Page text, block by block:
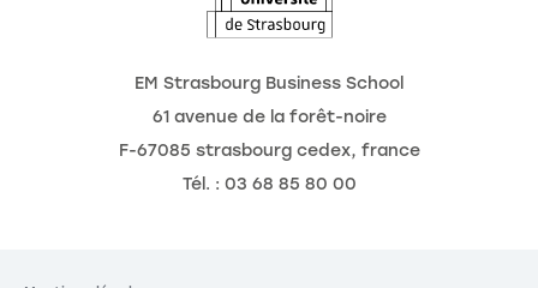
EM Strasbourg Business School
61 avenue de la forêt-noire
F-67085 strasbourg cedex, france
Tél. : 03 68 85 80 00